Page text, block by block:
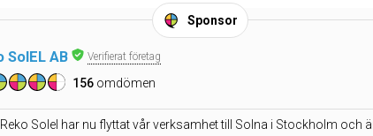
Sponsor
SolEL AB Verifierat företag
156 omdömen
Solel har nu flyttat vår verksamhet till Solna i Stockholm och